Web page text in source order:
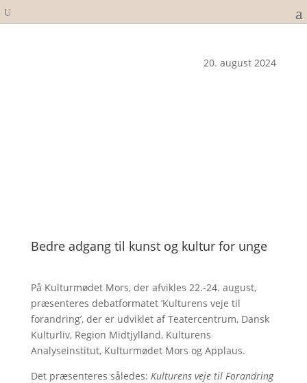
20. august 2024
Bedre adgang til kunst og kultur for unge
På Kulturmødet Mors, der afvikles 22.-24. august,
præsenteres debatformatet ’Kulturens veje til
forandring’, der er udviklet af Teatercentrum, Dansk
Kulturliv, Region Midtjylland, Kulturens
Analyseinstitut, Kulturmødet Mors og Applaus.
Det præsenteres således: Kulturens veje til Forandring